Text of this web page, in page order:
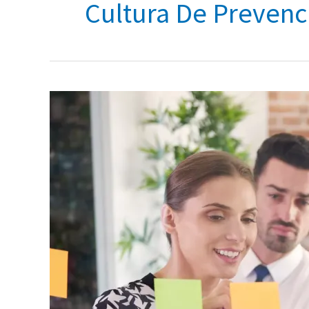
Cultura De
Cómo
cambiar
cultura
organizacional